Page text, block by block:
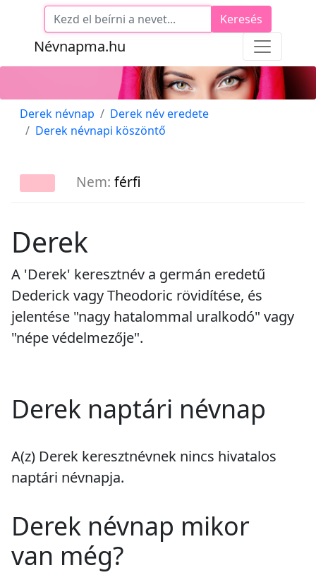
Névnapma.hu
Keresés
Derek névnap
Derek név eredete
Derek névnapi köszöntő
Nem: férfi
Derek
A 'Derek' keresztnév a germán eredetű
Dederick vagy Theodoric rövidítése, és
jelentése "nagy hatalommal uralkodó" vagy
"népe védelmezője".
Derek naptári névnap
A(z) Derek keresztnévnek nincs hivatalos
naptári névnapja.
Derek névnap mikor
van még?